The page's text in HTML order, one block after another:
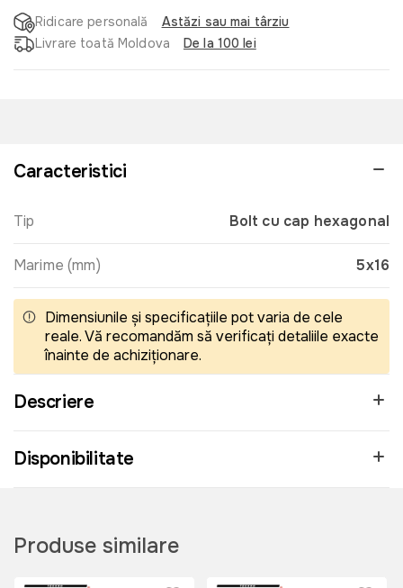
Ridicare personală
Astăzi sau mai târziu
Livrare toată Moldova
De la 100 lei
Caracteristici
Tip Bolt cu cap hexagonal
Marime (mm) 5x16
Dimensiunile și specificațiile pot varia de cele
reale. Vă recomandăm să verificați detaliile exacte
înainte de achiziționare.
Descriere
Disponibilitate
Produse similare